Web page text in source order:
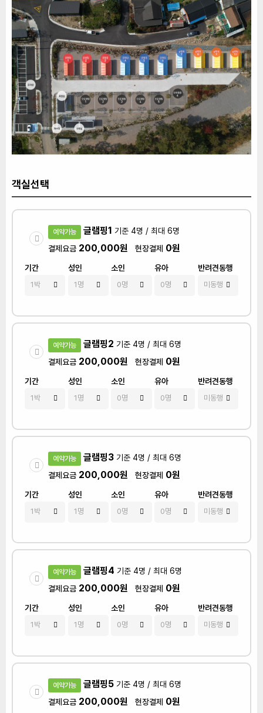
객실선택
예약가능 글램핑1 기준 4명 / 최대 6명
결제요금 200,000원 현장결제 0원
기간 성인 소인 유아 반려견동행
예약가능 글램핑2 기준 4명 / 최대 6명
결제요금 200,000원 현장결제 0원
기간 성인 소인 유아 반려견동행
예약가능 글램핑3 기준 4명 / 최대 6명
결제요금 200,000원 현장결제 0원
기간 성인 소인 유아 반려견동행
예약가능 글램핑4 기준 4명 / 최대 6명
결제요금 200,000원 현장결제 0원
기간 성인 소인 유아 반려견동행
예약가능 글램핑5 기준 4명 / 최대 6명
결제요금 200,000원 현장결제 0원